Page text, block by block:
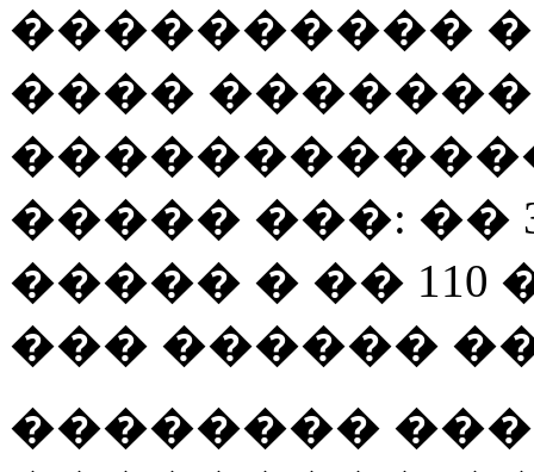
����������
����
����� ���: ��
����� � ��
��� ������ ��
��������